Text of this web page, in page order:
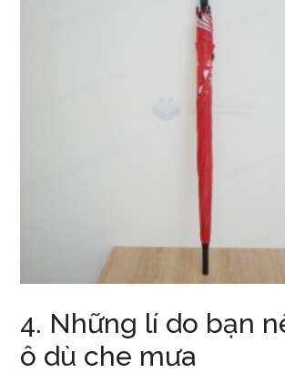
4. Những lí do bạn
ô dù che mưa